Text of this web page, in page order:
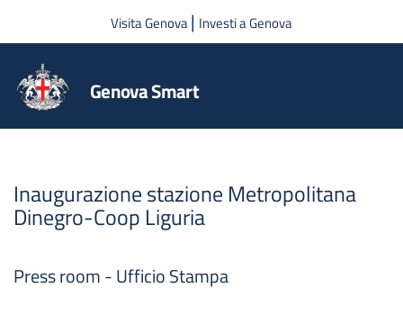
Salta al contenuto principale
Visita Genova| Investi a Genova
Genova Smart
Inaugurazione stazione Metropolitana
Dinegro-Coop Liguria
Press room - Ufficio Stampa